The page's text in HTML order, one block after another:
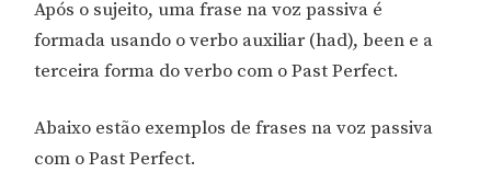
Após o sujeito, uma frase na voz passiva é
formada usando o verbo auxiliar (had), been e a
terceira forma do verbo com o Past Perfect.
Abaixo estão exemplos de frases na voz passiva
com o Past Perfect.